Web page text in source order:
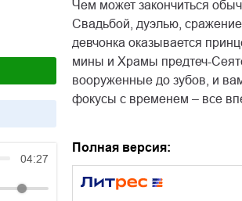
04:27
Чем может закончиться
Свадьбой, дуэлью,
девчонка оказывается
мины и Храмы предтеч-
вооруженные до зубов, и
фокусы с временем – все
Полная версия: